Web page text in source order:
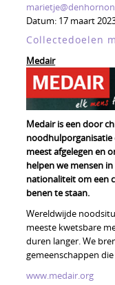
Datum: 17 maart
Collectedoelen
Medair
Medair is een door
noodhulporganisatie
meest afgelegen en
helpen we mensen
nationaliteit om een
benen te staan.
Wereldwijde
meeste kwetsbare
duren langer. We
gemeenschappen
www.medair.org